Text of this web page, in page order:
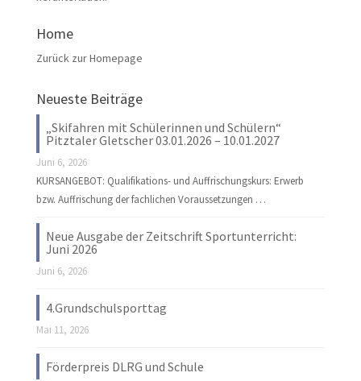
Home
Zurück zur Homepage
Neueste Beiträge
„Skifahren mit Schülerinnen und Schülern“
Pitztaler Gletscher 03.01.2026 – 10.01.2027
Juni 6, 2026
KURSANGEBOT: Qualifikations- und Auffrischungskurs: Erwerb
bzw. Auffrischung der fachlichen Voraussetzungen …
Neue Ausgabe der Zeitschrift Sportunterricht:
Juni 2026
Juni 6, 2026
4.Grundschulsporttag
Mai 11, 2026
Förderpreis DLRG und Schule